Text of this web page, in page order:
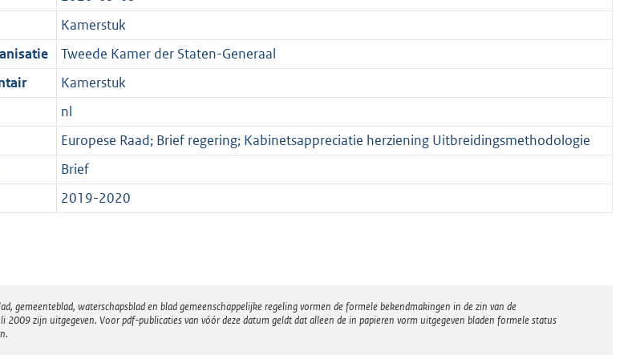
Kamerstuk
Tweede Kamer der Staten-Generaal
Kamerstuk
nl
Europese Raad; Brief regering; Kabinetsappreciatie herziening Uitbreidingsmethodologie
Brief
2019-2020
gemeenteblad, waterschapsblad en blad gemeenschappelijke regeling vormen de formele bekendmakingen in de zin van de
zijn uitgegeven. Voor pdf-publicaties van vóór deze datum geldt dat alleen de in papieren vorm uitgegeven bladen formele status